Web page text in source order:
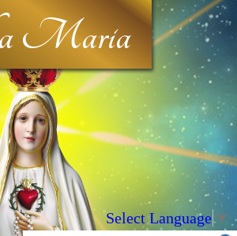
Maria
Select Language▼